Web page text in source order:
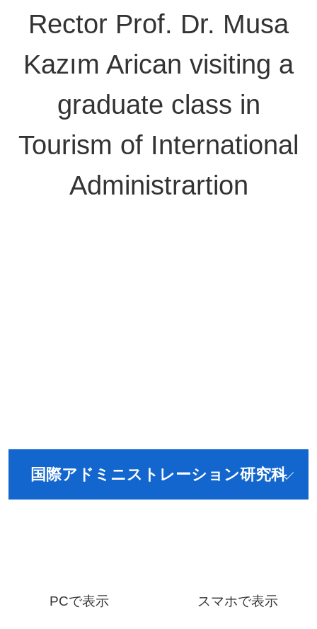
​​​Rector Prof. Dr. Musa
Kazım Arican visiting a
graduate class in
Tourism of International
Administrartion
国際アドミニストレーション研究科
PCで表示 スマホで表示